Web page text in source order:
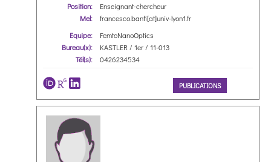
Position:
Enseignant-chercheur
Mel:
francesco.banfi[at]univ-lyon1.fr
Equipe:
FemtoNanoOptics
Bureau(x):
KASTLER / 1er / 11-013
Tél(s):
0426234534
PUBLICATIONS